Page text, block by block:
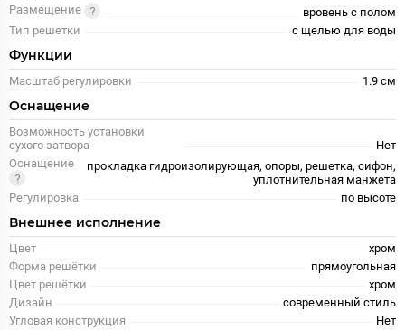
Размещение
вровень с полом
Тип решетки
с щелью для воды
Функции
Масштаб регулировки 1.9 см
Оснащение
Возможность установки
сухого затвора
Нет
Оснащение
прокладка гидроизолирующая, опоры, решетка, сифон,
уплотнительная манжета
Регулировка
по высоте
Внешнее исполнение
Цвет
хром
Форма решётки
прямоугольная
Цвет решётки
хром
Дизайн
современный стиль
Угловая конструкция
Нет